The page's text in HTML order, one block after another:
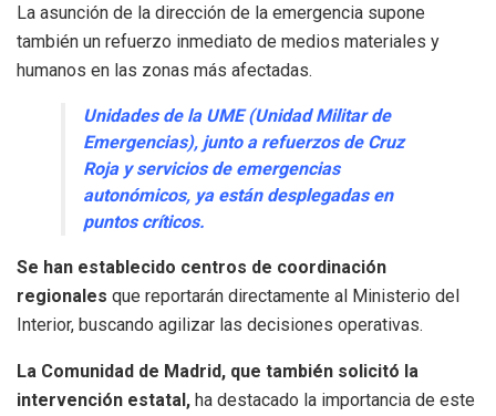
La asunción de la dirección de la emergencia supone
también un refuerzo inmediato de medios materiales y
humanos en las zonas más afectadas.
Unidades de la UME (Unidad Militar de
Emergencias), junto a refuerzos de Cruz
Roja y servicios de emergencias
autonómicos, ya están desplegadas en
puntos críticos.
Se han establecido centros de coordinación
regionales que reportarán directamente al Ministerio del
Interior, buscando agilizar las decisiones operativas.
La Comunidad de Madrid, que también solicitó la
intervención estatal, ha destacado la importancia de este